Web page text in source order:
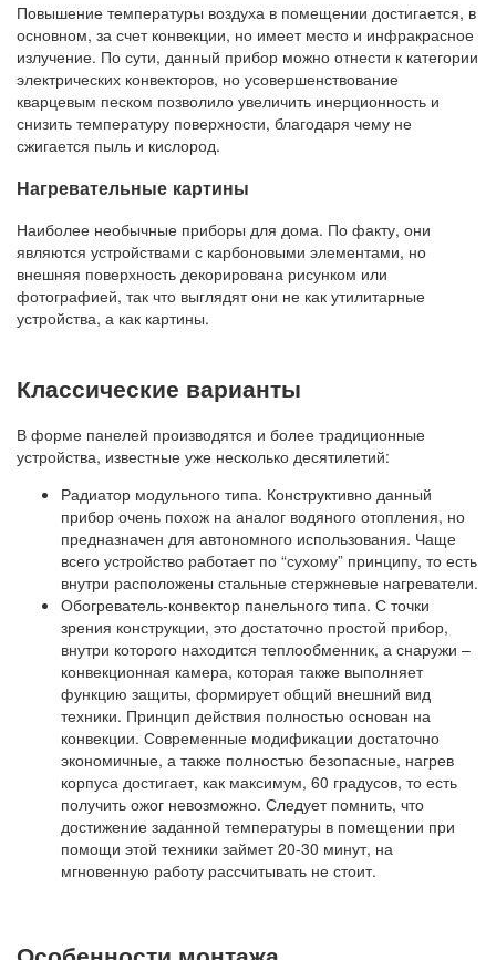
Повышение температуры воздуха в помещении достигается, в
основном, за счет конвекции, но имеет место и инфракрасное
излучение. По сути, данный прибор можно отнести к категории
электрических конвекторов, но усовершенствование
кварцевым песком позволило увеличить инерционность и
снизить температуру поверхности, благодаря чему не
сжигается пыль и кислород.
Нагревательные картины
Наиболее необычные приборы для дома. По факту, они
являются устройствами с карбоновыми элементами, но
внешняя поверхность декорирована рисунком или
фотографией, так что выглядят они не как утилитарные
устройства, а как картины.
Классические варианты
В форме панелей производятся и более традиционные
устройства, известные уже несколько десятилетий:
Радиатор модульного типа. Конструктивно данный
прибор очень похож на аналог водяного отопления, но
предназначен для автономного использования. Чаще
всего устройство работает по “сухому” принципу, то есть
внутри расположены стальные стержневые нагреватели.
Обогреватель-конвектор панельного типа. С точки
зрения конструкции, это достаточно простой прибор,
внутри которого находится теплообменник, а снаружи –
конвекционная камера, которая также выполняет
функцию защиты, формирует общий внешний вид
техники. Принцип действия полностью основан на
конвекции. Современные модификации достаточно
экономичные, а также полностью безопасные, нагрев
корпуса достигает, как максимум, 60 градусов, то есть
получить ожог невозможно. Следует помнить, что
достижение заданной температуры в помещении при
помощи этой техники займет 20-30 минут, на
мгновенную работу рассчитывать не стоит.